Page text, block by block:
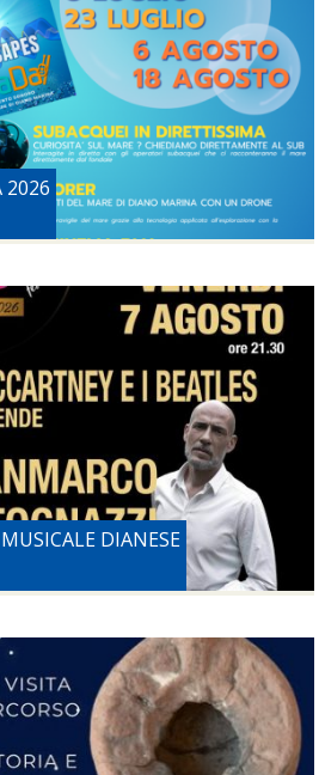
2026
DIANESE